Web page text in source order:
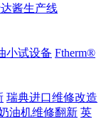
酱生产线
小试设备 Ftherm®
瑞典进口维修改造
油机维修翻新 英